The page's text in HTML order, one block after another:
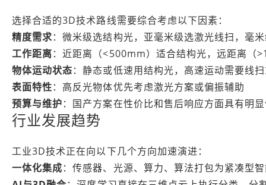
选择合适的3D技术路线需要综合考虑以下因素：
精度需求：微米级选结构光，亚毫米级选激光线扫，毫
工作距离：近距离（<500mm）适合结构光，远距离（
物体运动状态：静态或低速用结构光，高速运动需要线
表面特性：高反光物体优先考虑激光方案或偏振辅助
预算与维护：国产方案在性价比和售后响应方面具有明
行业发展趋势
工业3D技术正在向以下几个方向加速演进：
一体化集成：传感器、光源、算力、算法打包为紧凑型